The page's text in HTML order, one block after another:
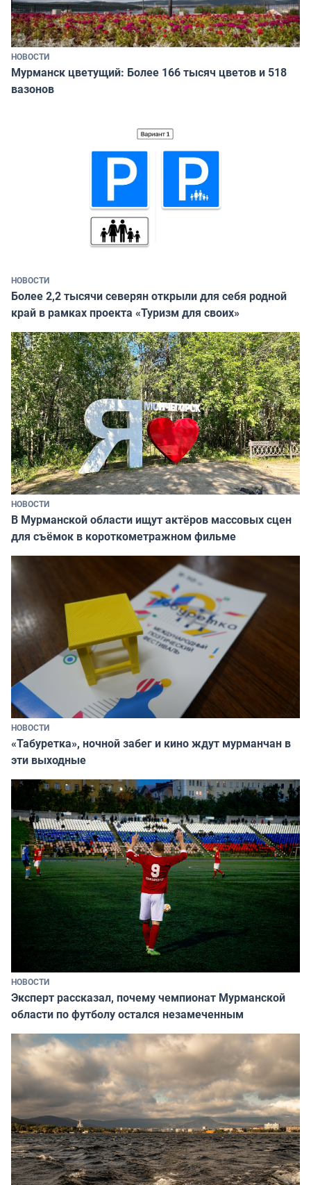
НОВОСТИ
Мурманск цветущий: Более 166 тысяч цветов и 518
вазонов
НОВОСТИ
Более 2,2 тысячи северян открыли для себя родной
край в рамках проекта «Туризм для своих»
НОВОСТИ
В Мурманской области ищут актёров массовых сцен
для съёмок в короткометражном фильме
НОВОСТИ
«Табуретка», ночной забег и кино ждут мурманчан в
эти выходные
НОВОСТИ
Эксперт рассказал, почему чемпионат Мурманской
области по футболу остался незамеченным